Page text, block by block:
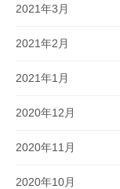
2021年3月
2021年2月
2021年1月
2020年12月
2020年11月
2020年10月